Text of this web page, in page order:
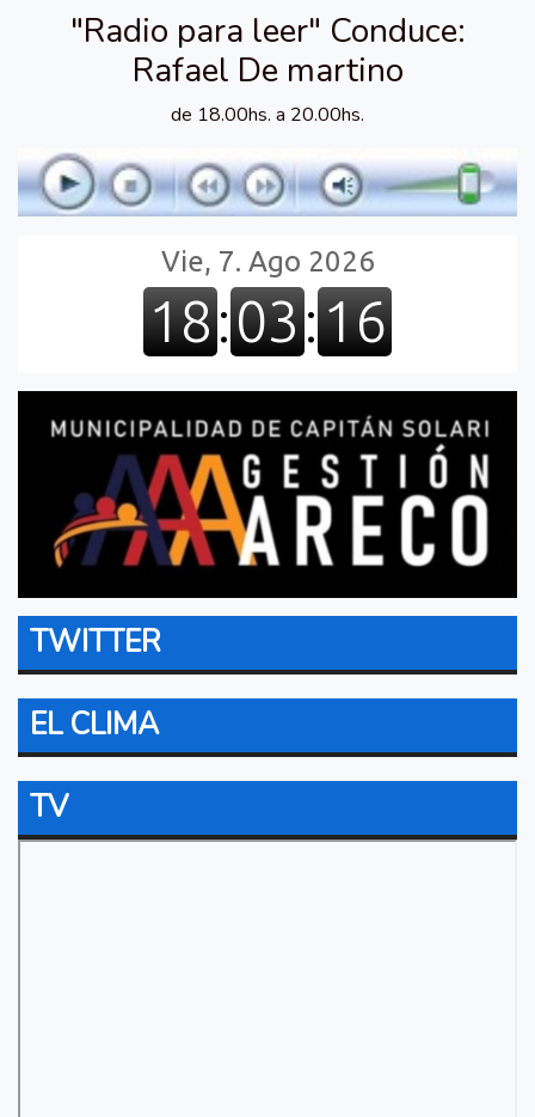
"Radio para leer" Conduce:
Rafael De martino
de 18.00hs. a 20.00hs.
TWITTER
EL CLIMA
TV